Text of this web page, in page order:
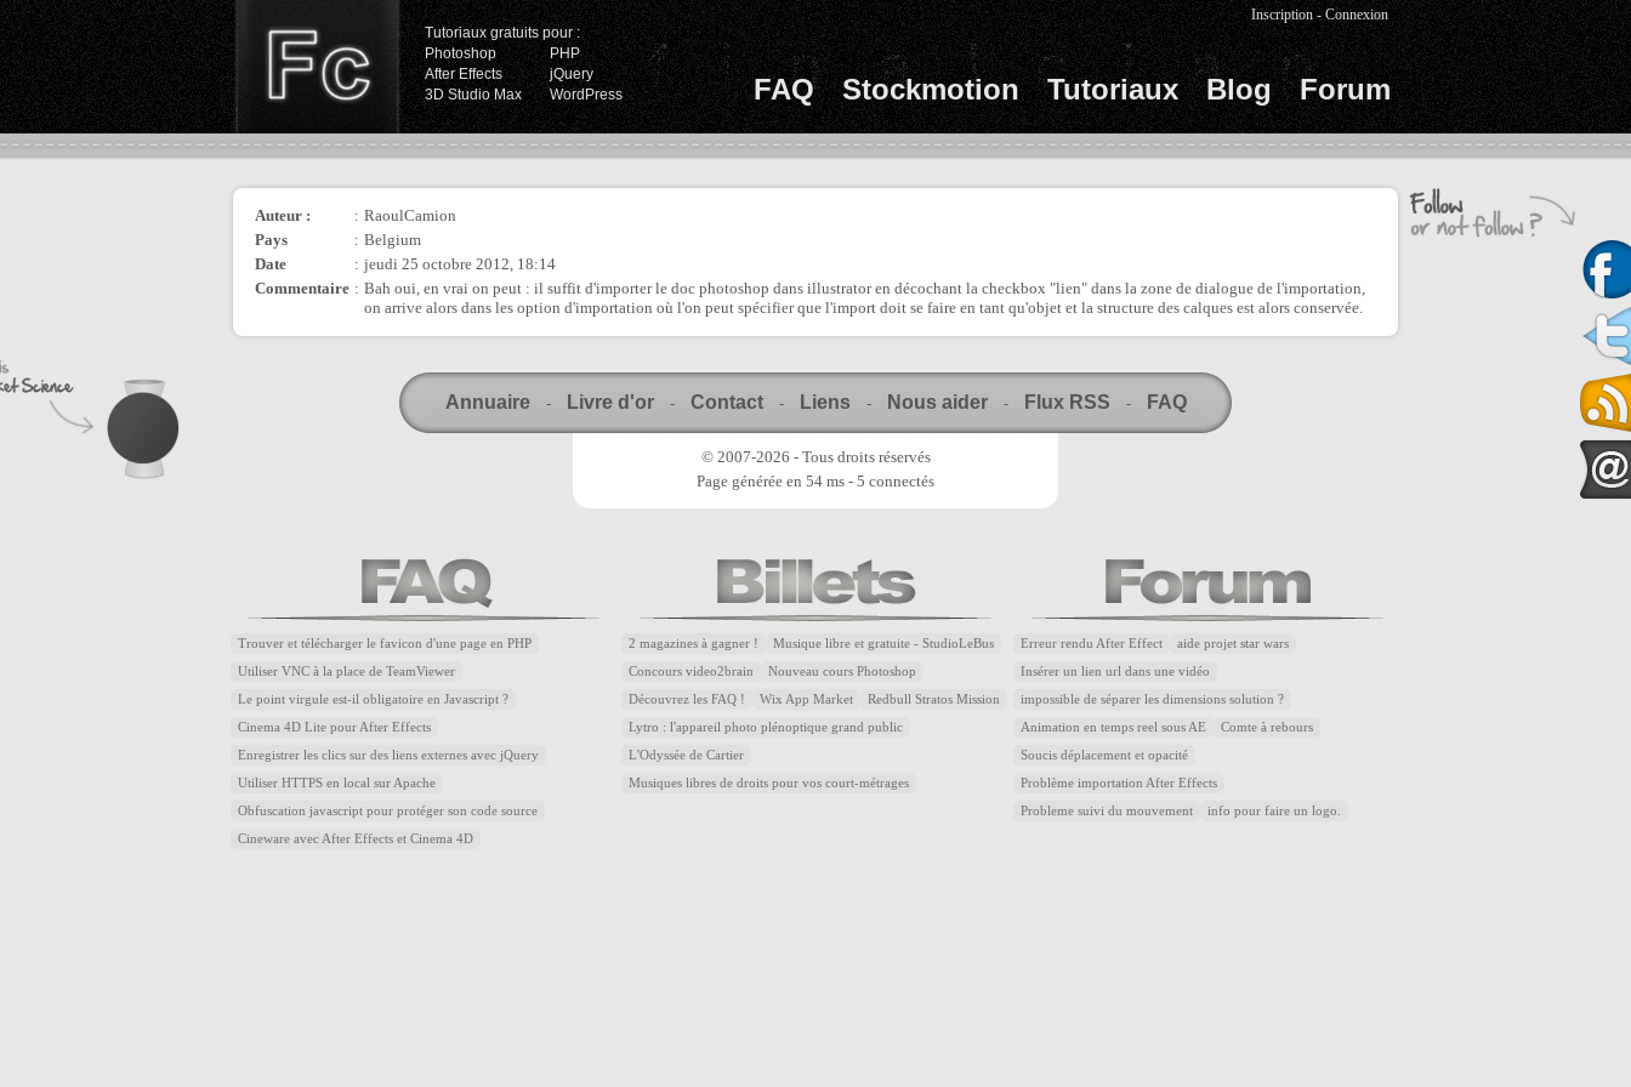
Tutoriaux gratuits pour :
Photoshop
PHP
After Effects
jQuery
3D Studio Max
WordPress FAQ Stockmotion Tutoriaux Blog Forum
Inscription -Connexion
Auteur : : RaoulCamion
Pays
: Belgium
Date
: jeudi 25 octobre 2012, 18:14
Commentaire : Bah oui, en vrai on peut : il suffit d'importer le doc photoshop dans illustrator en décochant la checkbox "lien" dans la zone de dialogue de l'importation,
on arrive alors dans les option d'importation où l'on peut spécifier que l'import doit se faire en tant qu'objet et la structure des calques est alors conservée.
Annuaire - Livre d'or - Contact - Liens - Nous aider - Flux RSS - FAQ
© 2007-2026 - Tous droits réservés
Page générée en 54 ms - 5 connectés
Trouver et télécharger le favicon d'une page en PHP
Utiliser VNC à la place de TeamViewer
Le point virgule est-il obligatoire en Javascript ?
Cinema 4D Lite pour After Effects
Enregistrer les clics sur des liens externes avec jQuery
Utiliser HTTPS en local sur Apache
Obfuscation javascript pour protéger son code source
Cineware avec After Effects et Cinema 4D
2 magazines à gagner ! Musique libre et gratuite - StudioLeBus
Concours video2brain Nouveau cours Photoshop
Découvrez les FAQ ! Wix App Market Redbull Stratos Mission
Lytro : l'appareil photo plénoptique grand public
L'Odyssée de Cartier
Musiques libres de droits pour vos court-métrages
Erreur rendu After Effect aide projet star wars
Insérer un lien url dans une vidéo
impossible de séparer les dimensions solution ?
Animation en temps reel sous AE Comte à rebours
Soucis déplacement et opacité
Problème importation After Effects
Probleme suivi du mouvement info pour faire un logo.